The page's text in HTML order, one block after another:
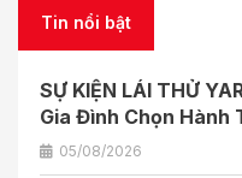
Tin nổi bật
SỰ KIỆN LÁI THỬ
Gia Đình Chọn Hành
05/08/2026